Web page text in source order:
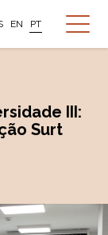
EN PT
III:
Surt